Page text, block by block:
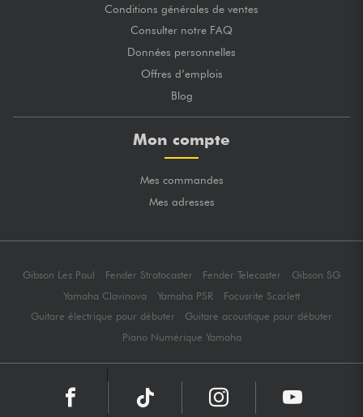
Conditions générales de ventes
Consulter notre FAQ
Données personnelles
Offres d’emplois
Blog
Mon compte
Mes commandes
Mes adresses
Gibson Les Paul Fender Stratocaster Fender Telecaster
Gibson SG
Yamaha Clavinova
Yamaha PSR
Focusrite Scarlett
Guitare électrique pour débuter
Guitare acoustique pour débuter
Piano Numérique Yamaha